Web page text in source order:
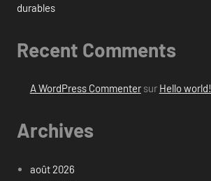
durables
Recent Comments
A WordPress Commentersur Hello world!
Archives
août 2026